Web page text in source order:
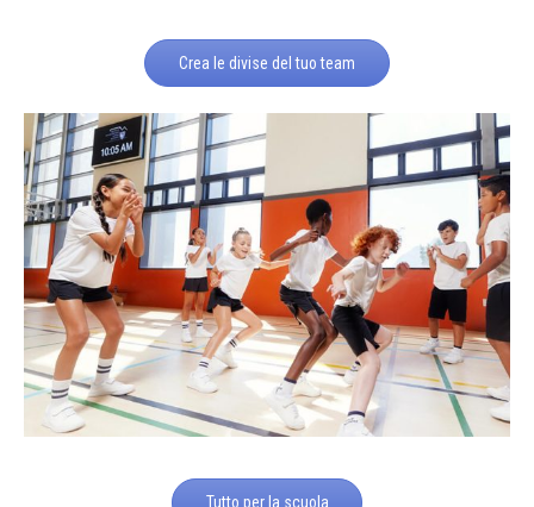
Crea le divise del tuo team
Tutto per la scuola